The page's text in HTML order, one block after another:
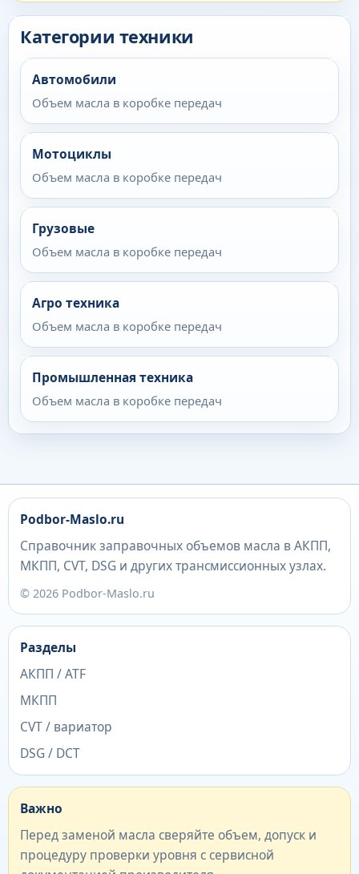
Категории техники
Автомобили
Объем масла в коробке передач
Мотоциклы
Объем масла в коробке передач
Грузовые
Объем масла в коробке передач
Агро техника
Объем масла в коробке передач
Промышленная техника
Объем масла в коробке передач
Podbor-Maslo.ru
Справочник заправочных объемов масла в АКПП,
МКПП, CVT, DSG и других трансмиссионных узлах.
© 2026 Podbor-Maslo.ru
Разделы
АКПП / ATF
МКПП
CVT / вариатор
DSG / DCT
Важно
Перед заменой масла сверяйте объем, допуск и
процедуру проверки уровня с сервисной